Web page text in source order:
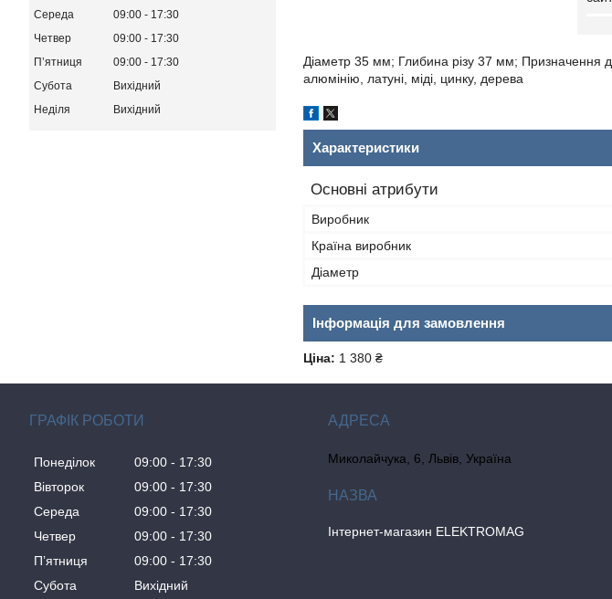
Діаметр 35 мм; Глибина різу 37 мм; Призначення
алюмінію, латуні, міді, цинку, дерева
Характеристики
Основні атрибути
Виробник
Країна виробник
Діаметр
Інформація для замовлення
Ціна: 1 380 ₴
Середа
09:00
17:30
Четвер
09:00
17:30
Пʼятниця
09:00
17:30
Субота
Вихідний
Неділя
Вихідний
ГРАФІК РОБОТИ
Понеділок 09:00
17:30
Вівторок
09:00
17:30
Середа
09:00
17:30
Четвер
09:00
17:30
Пʼятниця
09:00
17:30
Субота
Вихідний
Миколайчука, 6, Львів, Україна
Інтернет-магазин ELEKTROMAG